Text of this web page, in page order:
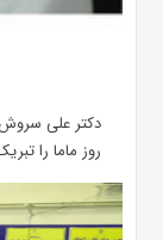
دکتر علی
روز ماما را